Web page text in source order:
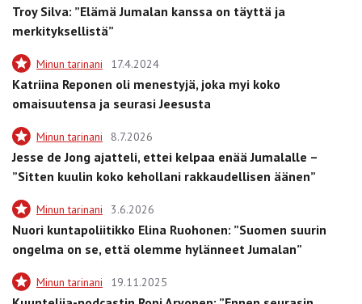
Troy Silva: ”Elämä Jumalan kanssa on täyttä ja
merkityksellistä”
Minun tarinani 17.4.2024
Katriina Reponen oli menestyjä, joka myi koko
omaisuutensa ja seurasi Jeesusta
Minun tarinani 8.7.2026
Jesse de Jong ajatteli, ettei kelpaa enää Jumalalle –
”Sitten kuulin koko kehollani rakkaudellisen äänen”
Minun tarinani 3.6.2026
Nuori kuntapoliitikko Elina Ruohonen: ”Suomen suurin
ongelma on se, että olemme hylänneet Jumalan”
Minun tarinani 19.11.2025